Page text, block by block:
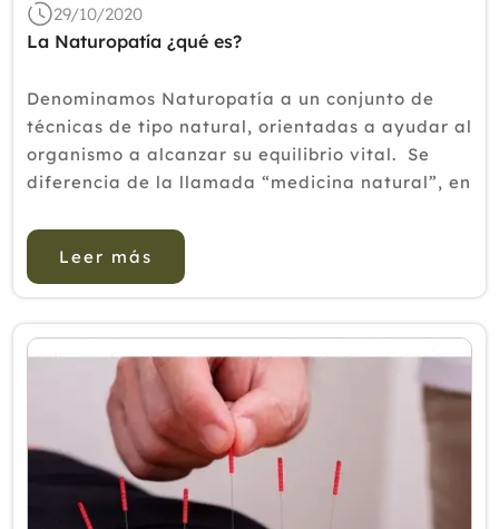
29/10/2020
La Naturopatía ¿qué es?
Denominamos Naturopatía a un conjunto de
técnicas de tipo natural, orientadas a ayudar al
organismo a alcanzar su equilibrio vital. Se
diferencia de la llamada “medicina natural”, en
individuo para restaurar el t...
Leer más